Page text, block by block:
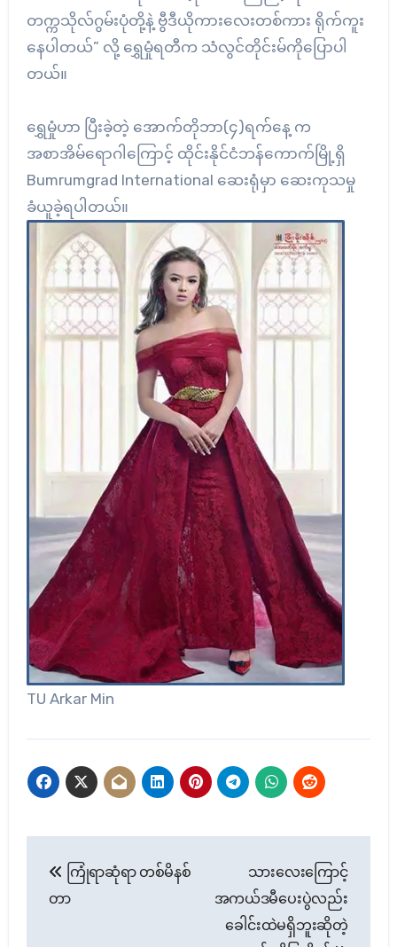
တက္ကသိုလ်ဂွမ်းပုံတို့နဲ့ ဗွီဒီယိုကားလေးတစ်ကား ရိုက်ကူး
နေပါတယ်” လို့ ရွှေမှုံရတီက သံလွင်တိုင်းမ်ကိုပြောပါ
တယ်။
ရွှေမှုံဟာ ပြီးခဲ့တဲ့ အောက်တိုဘာ(၄)ရက်နေ့ က
အစာအိမ်ရောဂါကြောင့် ထိုင်းနိုင်ငံဘန်ကောက်မြို့ရှိ
Bumrumgrad International ဆေးရုံမှာ ဆေးကုသမှု
ခံယူခဲ့ရပါတယ်။
TU Arkar Min
navigation
ကြုံရာဆုံရာ တစ်မိနစ်
တာ
သားလေးကြောင့်
အကယ်ဒမီပေးပွဲလည်း
ခေါင်းထဲမရှိဘူးဆိုတဲ့